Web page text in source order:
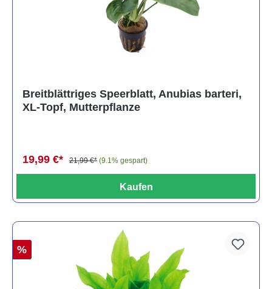
Breitblättriges Speerblatt, Anubias barteri,
XL-Topf, Mutterpflanze
19,99 €* 21,99 €* (9.1% gespart)
Kaufen
%